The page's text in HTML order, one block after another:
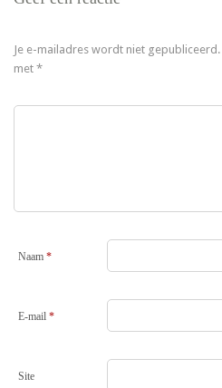
Je e-mailadres wordt niet gepubliceerd.
met*
Naam*
E-mail*
Site